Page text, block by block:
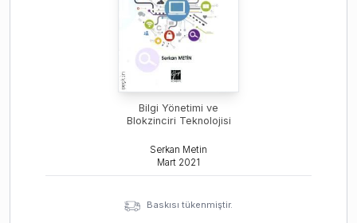
Bilgi Yönetimi ve
Blokzinciri Teknolojisi
Serkan Metin
Mart 2021
Baskısı tükenmiştir.